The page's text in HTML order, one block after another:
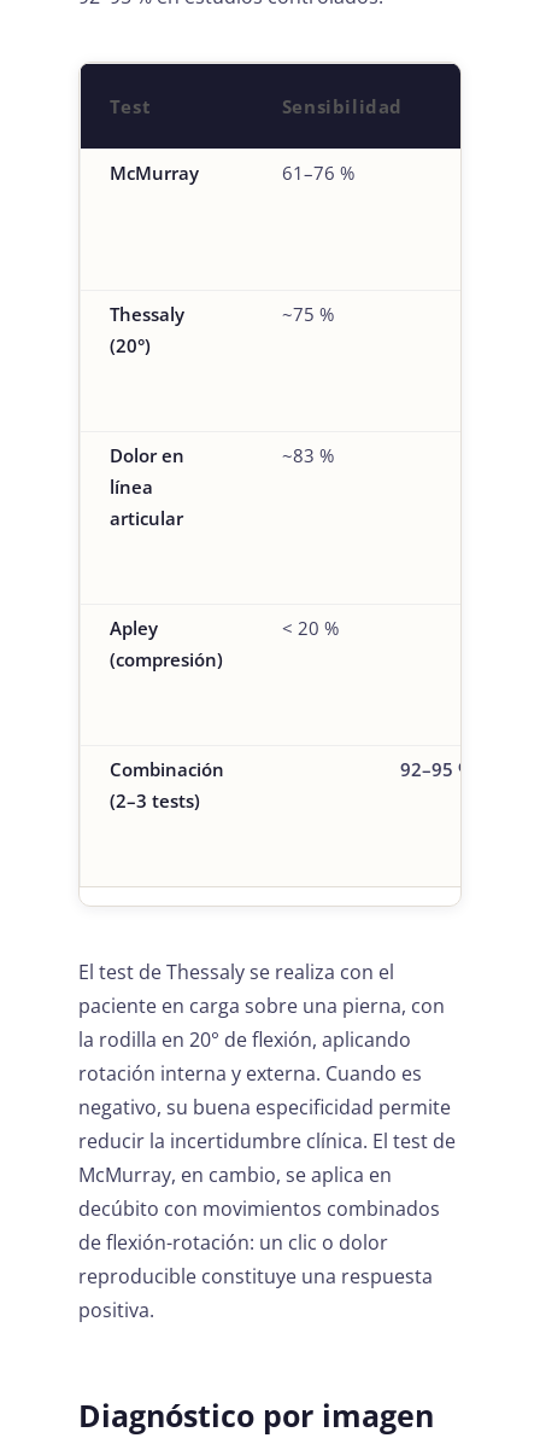
Test Sensibilidad
McMurray 61–76 %
Thessaly
(20°)
~75 %
Dolor en
línea
articular
~83 %
Apley
(compresión)
< 20 %
Combinación
(2–3 tests)
92–95 %
El test de Thessaly se realiza con el
paciente en carga sobre una pierna, con
la rodilla en 20° de flexión, aplicando
rotación interna y externa. Cuando es
negativo, su buena especificidad permite
reducir la incertidumbre clínica. El test de
McMurray, en cambio, se aplica en
decúbito con movimientos combinados
de flexión-rotación: un clic o dolor
reproducible constituye una respuesta
positiva.
Diagnóstico por imagen